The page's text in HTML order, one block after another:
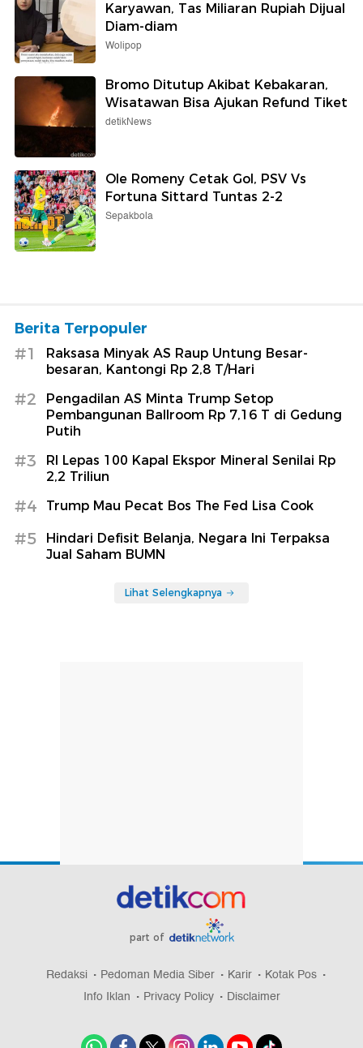
Karyawan, Tas Miliaran Rupiah Dijual
Diam-diam
Wolipop
Bromo Ditutup Akibat Kebakaran,
Wisatawan Bisa Ajukan Refund Tiket
detikNews
Ole Romeny Cetak Gol, PSV Vs
Fortuna Sittard Tuntas 2-2
Sepakbola
Berita Terpopuler
#1
Raksasa Minyak AS Raup Untung Besar-
besaran, Kantongi Rp 2,8 T/Hari
#2
Pengadilan AS Minta Trump Setop
Pembangunan Ballroom Rp 7,16 T di Gedung
Putih
#3
RI Lepas 100 Kapal Ekspor Mineral Senilai Rp
2,2 Triliun
#4 Trump Mau Pecat Bos The Fed Lisa Cook
#5
Hindari Defisit Belanja, Negara Ini Terpaksa
Jual Saham BUMN
Lihat Selengkapnya
part of
Redaksi Pedoman Media Siber Karir
Kotak Pos
Info Iklan
Privacy Policy Disclaimer